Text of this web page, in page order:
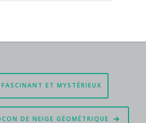
ET MYSTÉRIEUX
DE NEIGE GÉOMÉTRIQUE